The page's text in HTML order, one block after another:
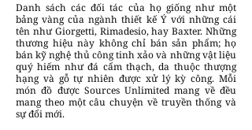
Danh sách các đối tác của họ giống như một
bảng vàng của ngành thiết kế Ý với những cái
tên như Giorgetti, Rimadesio, hay Baxter. Những
thương hiệu này không chỉ bán sản phẩm; họ
bán kỹ nghệ thủ công tinh xảo và những vật liệu
quý hiếm như đá cẩm thạch, da thuộc thượng
hạng và gỗ tự nhiên được xử lý kỳ công. Mỗi
món đồ được Sources Unlimited mang về đều
mang theo một câu chuyện về truyền thống và
sự đổi mới.